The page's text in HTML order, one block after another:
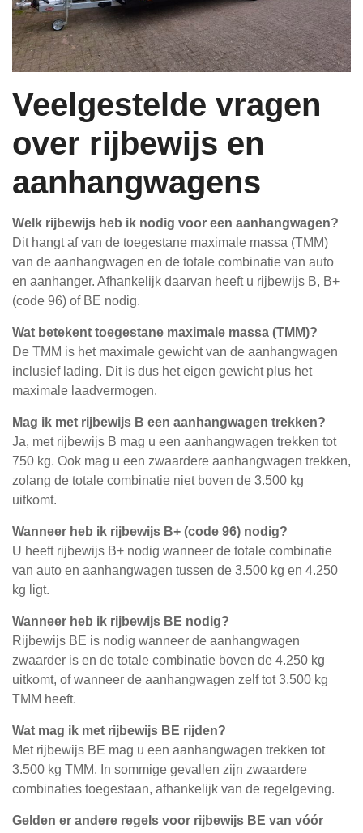
Veelgestelde vragen
over rijbewijs en
aanhangwagens
Welk rijbewijs heb ik nodig voor een aanhangwagen?
Dit hangt af van de toegestane maximale massa (TMM)
van de aanhangwagen en de totale combinatie van auto
en aanhanger. Afhankelijk daarvan heeft u rijbewijs B, B+
(code 96) of BE nodig.
Wat betekent toegestane maximale massa (TMM)?
De TMM is het maximale gewicht van de aanhangwagen
inclusief lading. Dit is dus het eigen gewicht plus het
maximale laadvermogen.
Mag ik met rijbewijs B een aanhangwagen trekken?
Ja, met rijbewijs B mag u een aanhangwagen trekken tot
750 kg. Ook mag u een zwaardere aanhangwagen trekken,
zolang de totale combinatie niet boven de 3.500 kg
uitkomt.
Wanneer heb ik rijbewijs B+ (code 96) nodig?
U heeft rijbewijs B+ nodig wanneer de totale combinatie
van auto en aanhangwagen tussen de 3.500 kg en 4.250
kg ligt.
Wanneer heb ik rijbewijs BE nodig?
Rijbewijs BE is nodig wanneer de aanhangwagen
zwaarder is en de totale combinatie boven de 4.250 kg
uitkomt, of wanneer de aanhangwagen zelf tot 3.500 kg
TMM heeft.
Wat mag ik met rijbewijs BE rijden?
Met rijbewijs BE mag u een aanhangwagen trekken tot
3.500 kg TMM. In sommige gevallen zijn zwaardere
combinaties toegestaan, afhankelijk van de regelgeving.
Gelden er andere regels voor rijbewijs BE van vóór